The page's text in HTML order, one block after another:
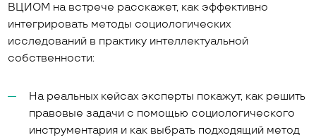
ВЦИОМ на встрече расскажет, как эффективно
интегрировать методы социологических
исследований в практику интеллектуальной
собственности:
На реальных кейсах эксперты покажут, как решить
правовые задачи с помощью социологического
инструментария и как выбрать подходящий метод